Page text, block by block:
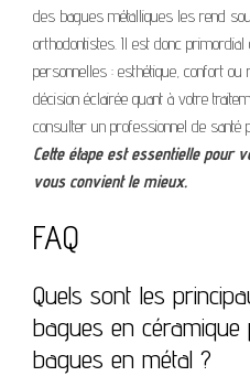
des bagues métalliques les rend
orthodontistes. Il est donc
personnelles : esthétique, confort
décision éclairée quant à votre
consulter un professionnel de santé
Cette étape est essentielle pour
vous convient le mieux.
FAQ
Quels sont les
bagues en
bagues en métal ?